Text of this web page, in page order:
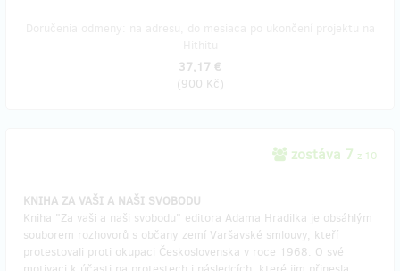
37,17 €
(900 Kč)
zostáva 7 z 10
KNIHA ZA VAŠI A NAŠI SVOBODU
Kniha "Za vaši a naši svobodu" editora Adama Hradilka je obsáhlým
souborem rozhovorů s občany zemí Varšavské smlouvy, kteří
protestovali proti okupaci Československa v roce 1968. O své